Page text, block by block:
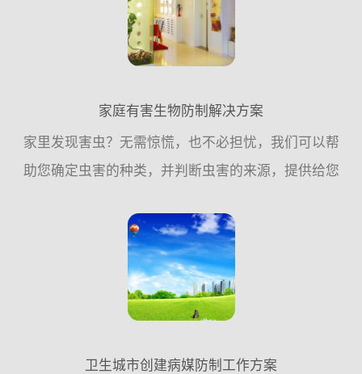
家庭有害生物防制解决方案
家里发现害虫？无需惊慌，也不必担忧，我们可以帮
助您确定虫害的种类，并判断虫害的来源，提供给您
害，交给我们！一、常见的家庭虫害：老鼠、蟑螂、
苍蝇、蚊子是常见...
卫生城市创建病媒防制工作方案